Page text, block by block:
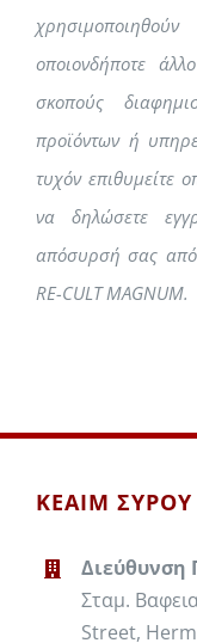
οποιονδήποτε
σκοπούς
προϊόντων ή
τυχόν επιθυμείτε
να δηλώσετε
απόσυρσή σας από
RE-CULT MAGNUM.
ΚΕΑΙΜ ΣΥΡΟΥ
Σταμ.
Street,